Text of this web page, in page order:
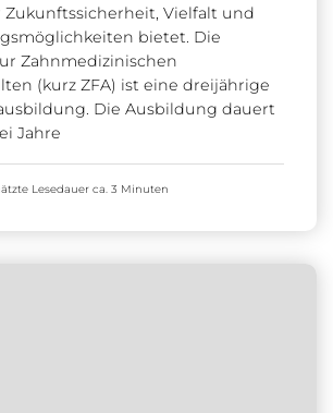
Zukunftssicherheit, Vielfalt und
bietet. Die
Zahnmedizinischen
(kurz ZFA) ist eine dreijährige
Die Ausbildung dauert
Jahre
Lesedauer ca. 3 Minuten